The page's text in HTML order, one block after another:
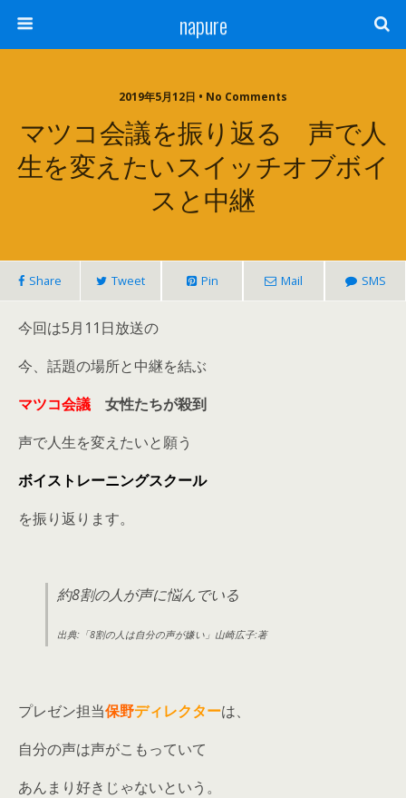
napure
2019年5月12日 • No Comments
マツコ会議を振り返る 声で人
生を変えたいスイッチオブボイ
スと中継
Share Tweet Pin Mail SMS
今回は5月11日放送の
今、話題の場所と中継を結ぶ
マツコ会議 女性たちが殺到
声で人生を変えたいと願う
ボイストレーニングスクール
を振り返ります。
約8割の人が声に悩んでいる
出典:「8割の人は自分の声が嫌い」山崎広子:著
プレゼン担当保野ディレクターは、
自分の声は声がこもっていて
あんまり好きじゃないという。